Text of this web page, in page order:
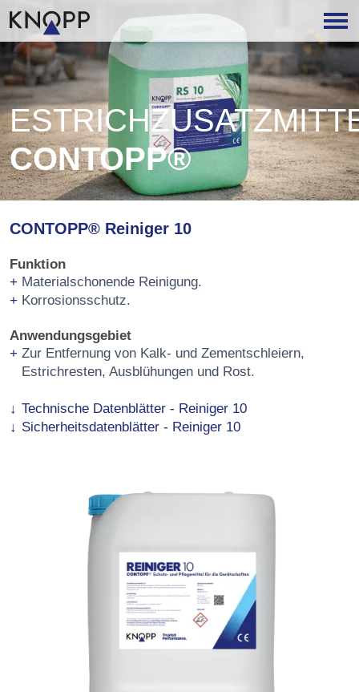
CONTOPP®
CONTOPP® Reiniger 10
Funktion
Materialschonende Reinigung.
Korrosionsschutz.
Anwendungsgebiet
Zur Entfernung von Kalk- und Zementschleiern,
Estrichresten, Ausblühungen und Rost.
Technische Datenblätter - Reiniger 10
Sicherheitsdatenblätter - Reiniger 10